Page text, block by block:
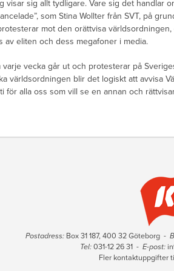
visar sig allt tydligare. Vare sig det handlar
som Stina Wollter från SVT, på
mot den orättvisa
av eliten och dess megafoner i media.
vecka går ut och protesterar på
världsordningen blir det logiskt att avvisa
för alla oss som vill se en annan och
Postadress:Box 31 187, 400 32 Göteborg -
Tel:031-12 26 31 - E-post:
Fler kontaktuppgifter